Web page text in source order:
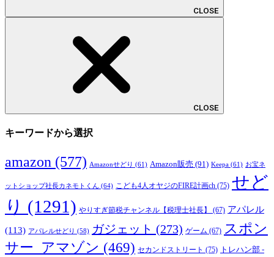
CLOSE
CLOSE
キーワードから選択
amazon (577) Amazonせどり (61) Amazon販売 (91) Keepa (61) お宝ネ
ットショップ社長カネモトくん (64) こども4人オヤジのFIRE計画ch (75) せど
り (1291) やりすぎ節税チャンネル【税理士社長】 (67) アパレル
(113) アパレルせどり (58) ガジェット (273) ゲーム (67) スポン
サー_アマゾン (469) セカンドストリート (75) トレハン部 -